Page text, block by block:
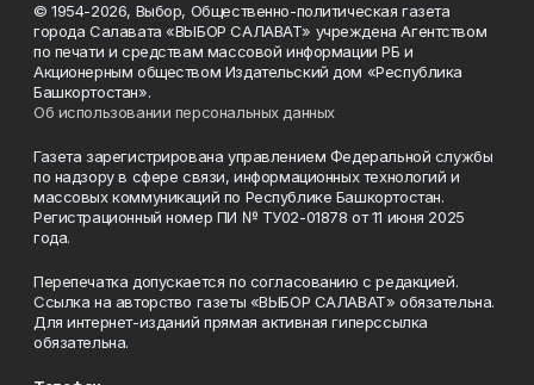
© 1954-2026, Выбор, Общественно-политическая газета
города Салавата «ВЫБОР САЛАВАТ» учреждена Агентством
по печати и средствам массовой информации РБ и
Акционерным обществом Издательский дом «Республика
Башкортостан».
Об использовании персональных данных
Газета зарегистрирована управлением Федеральной службы
по надзору в сфере связи, информационных технологий и
массовых коммуникаций по Республике Башкортостан.
Регистрационный номер ПИ № ТУ02-01878 от 11 июня 2025
года.
Перепечатка допускается по согласованию с редакцией.
Ссылка на авторство газеты «ВЫБОР САЛАВАТ» обязательна.
Для интернет-изданий прямая активная гиперссылка
обязательна.